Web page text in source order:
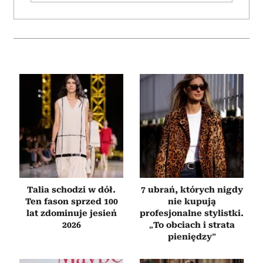
analizować ruch w naszej witrynie. Informacje o tym, jak
korzystasz z naszej witryny, udostępniamy partnerom
korzystania z ich usług.
Talia schodzi w dół.
Ten fason sprzed 100
lat zdominuje jesień
2026
7 ubrań, których nigdy
nie kupują
profesjonalne stylistki.
„To obciach i strata
pieniędzy”